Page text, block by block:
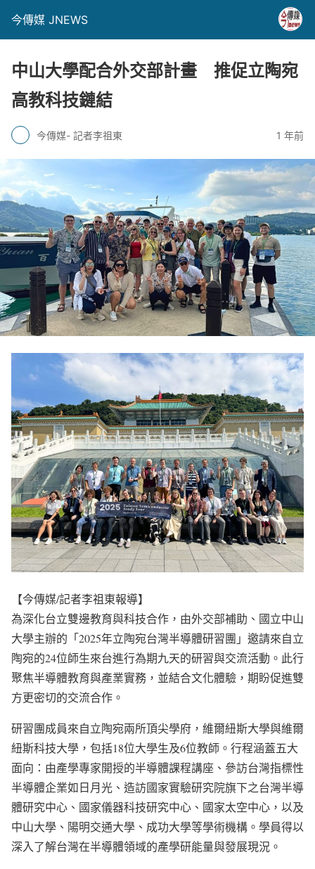
今傳媒 JNEWS
中山大學配合外交部計畫 推促立陶宛
高教科技鏈結
今傳媒- 記者李祖東 1 年前
【今傳媒/記者李祖東報導】
為深化台立雙邊教育與科技合作，由外交部補助、國立中山
大學主辦的「2025年立陶宛台灣半導體研習團」邀請來自立
陶宛的24位師生來台進行為期九天的研習與交流活動。此行
聚焦半導體教育與產業實務，並結合文化體驗，期盼促進雙
方更密切的交流合作。
研習團成員來自立陶宛兩所頂尖學府，維爾紐斯大學與維爾
紐斯科技大學，包括18位大學生及6位教師。行程涵蓋五大
面向：由產學專家開授的半導體課程講座、參訪台灣指標性
半導體企業如日月光、造訪國家實驗研究院旗下之台灣半導
體研究中心、國家儀器科技研究中心、國家太空中心，以及
中山大學、陽明交通大學、成功大學等學術機構。學員得以
深入了解台灣在半導體領域的產學研能量與發展現況。